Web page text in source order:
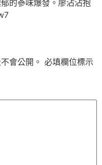
的蔘味爆發。廖沾沾抱
會公開。 必填欄位標示